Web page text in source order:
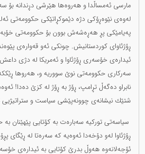
مارسی ئەمساڵدا و هەروەها هێرشی دڕندانە بۆ
لەوەی نێوەڕۆكی دژە دێموكڕاتێكی حكوومەتی
پەیامێكی پڕ هەڕەشەش بوون بۆ حكوومەتی
ڕۆژئاوای كوردستانیش. چونکی ئەو قەوارەی
ئیدارەی خۆسەری ڕۆژئاوا و ئەمریكا لە دژی داعش
سەركاری حكوومەتی نوێ سووریە و، هەروها
نابراو دەگەڵ تڕامپ، ڕۆژ بە ڕۆژ لە كزێ دەدا!
شتێك نیشانەی چوونەپێشی سیاست و ستراتیژیی
سیاسەتی تورکیە سەبارەت بە كۆتایی پێهێنان
ڕۆژئاوا لەو دۆخەدا ئەوەیە کە سەرەتا لە ڕێگای
ئۆجەلانەوە هەوڵ بدرێ كۆتایی بە ئیدارەی